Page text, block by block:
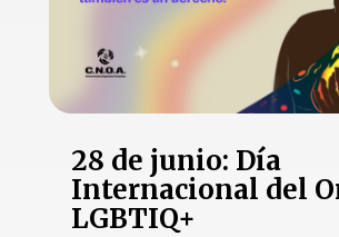
28 de junio: Día
Internacional del
LGBTIQ+